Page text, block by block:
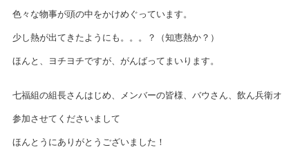
色々な物事が頭の中をかけめぐっています。
少し熱が出てきたようにも。。。？（知恵熱か？）
ほんと、ヨチヨチですが、がんばってまいります。
七福組の組長さんはじめ、メンバーの皆様、バウさん、飲ん兵衛
参加させてくださいまして
ほんとうにありがとうございました！